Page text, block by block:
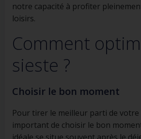
notre capacité à profiter
loisirs.
Comment
sieste ?
Choisir le bon moment
Pour tirer le meilleur parti de votre
important de choisir le bon